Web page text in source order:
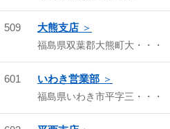
509 大熊支店
福島県双葉郡大熊町大・・・
601 いわき営業部
福島県いわき市平字三・・・